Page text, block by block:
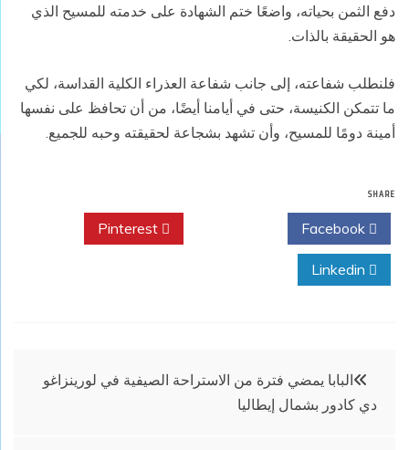
دفع الثمن بحياته، واضعًا ختم الشهادة على خدمته للمسيح الذي
هو الحقيقة بالذات.
فلنطلب شفاعته، إلى جانب شفاعة العذراء الكلية القداسة، لكي
ما تتمكن الكنيسة، حتى في أيامنا أيضًا، من أن تحافظ على نفسها
أمينة دومًا للمسيح، وأن تشهد بشجاعة لحقيقته وحبه للجميع.
SHARE
تصفّح
المقالات
البابا يمضي فترة من الاستراحة الصيفية في لورينزاغو
دي كادور بشمال إيطاليا